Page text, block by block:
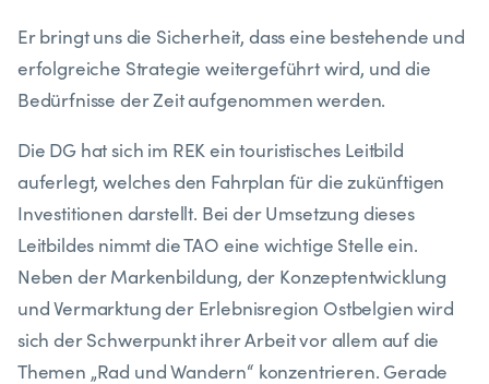
Er bringt uns die Sicherheit, dass eine bestehende und
erfolgreiche Strategie weitergeführt wird, und die
Bedürfnisse der Zeit aufgenommen werden.
Die DG hat sich im REK ein touristisches Leitbild
auferlegt, welches den Fahrplan für die zukünftigen
Investitionen darstellt. Bei der Umsetzung dieses
Leitbildes nimmt die TAO eine wichtige Stelle ein.
Neben der Markenbildung, der Konzeptentwicklung
und Vermarktung der Erlebnisregion Ostbelgien wird
sich der Schwerpunkt ihrer Arbeit vor allem auf die
Themen „Rad und Wandern“ konzentrieren. Gerade